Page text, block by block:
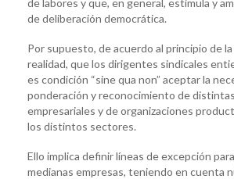
de deliberación democrática.
Por supuesto, de acuerdo al principio de la
realidad, que los dirigentes sindicales
es condición “sine qua non” aceptar la
ponderación y reconocimiento de
empresariales y de organizaciones
los distintos sectores.
Ello implica definir líneas de excepción
medianas empresas, teniendo en cuenta